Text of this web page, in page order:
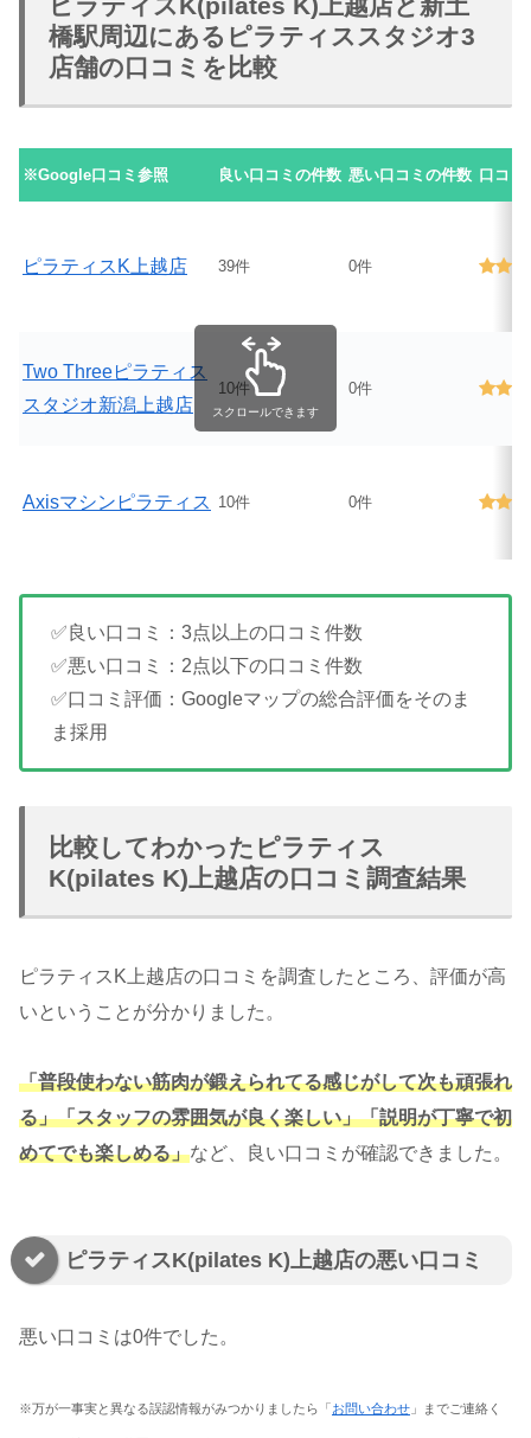
ピラティスK(pilates K)上越店と新土
橋駅周辺にあるピラティススタジオ3
店舗の口コミを比較
※Google口コミ参照 良い口コミの件数 悪い口コミの件数 口コミ
ピラティスK上越店 39件 0件
Two Threeピラティス
スタジオ新潟上越店
10件 0件
Axisマシンピラティス 10件 0件
スクロールできます
✅良い口コミ：3点以上の口コミ件数
✅悪い口コミ：2点以下の口コミ件数
✅口コミ評価：Googleマップの総合評価をそのま
ま採用
比較してわかったピラティス
K(pilates K)上越店の口コミ調査結果
ピラティスK上越店の口コミを調査したところ、評価が高
いということが分かりました。
「普段使わない筋肉が鍛えられてる感じがして次も頑張れ
る」「スタッフの雰囲気が良く楽しい」「説明が丁寧で初
めてでも楽しめる」など、良い口コミが確認できました。
ピラティスK(pilates K)上越店の悪い口コミ
悪い口コミは0件でした。
※万が一事実と異なる誤認情報がみつかりましたら「お問い合わせ 」までご連絡く